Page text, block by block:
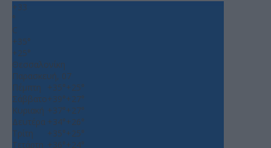
+33
°
C
+35°
+25°
Θεσσαλονίκη
Παρασκευή, 07
Πέμπτη
+35°+25°
Σάββατο+39°+27°
Κυριακή +37°+27°
Δευτέρα +34°+26°
Τρίτη
+35°+25°
Τετάρτη +36°+24°